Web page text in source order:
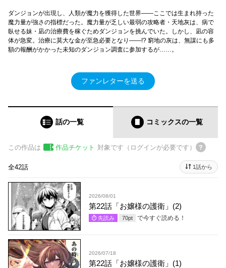
ダンジョンが出現し、人類が魔力を獲得した世界――ここでは生まれ持った
魔力量が強さの指標だった。魔力量が乏しい最弱の攻略者・天地灰は、病で
臥せる妹・凪の治療費を稼ぐためダンジョンを挑んでいた。しかし、凪の容
体が急変。治療に莫大な金が至急必要となり――!? 窮地の灰は、無謀にも多
額の報酬がかかった未知のダンジョン調査に参加するが……。
ファンレターを送る
話の一覧 コミックスの一覧
この作品は 作品チケット 対象です（ログインが必要です）
全42話 1話から
2026/08/01
第22話「お嬢様の護衛」(2)
先読み 70pt で今すぐ読める！
2026/07/18
第22話「お嬢様の護衛」(1)